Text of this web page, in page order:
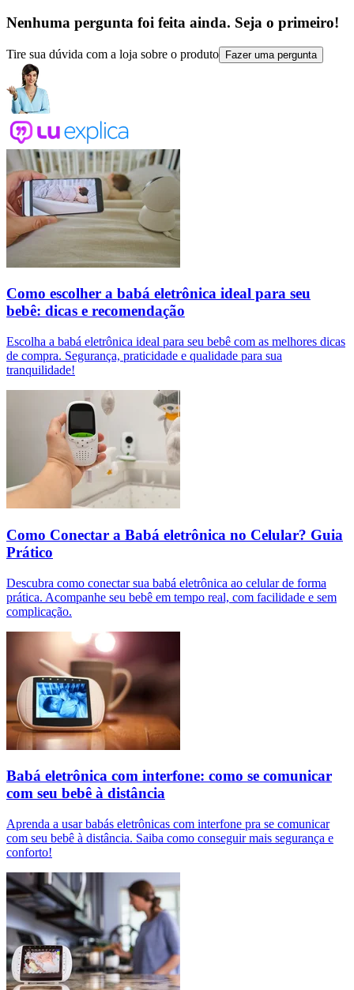
Nenhuma pergunta foi feita ainda. Seja o primeiro!
Tire sua dúvida com a loja sobre o produto Fazer uma pergunta
Como escolher a babá eletrônica ideal para seu
bebê: dicas e recomendação
Escolha a babá eletrônica ideal para seu bebê com as melhores dicas
de compra. Segurança, praticidade e qualidade para sua
tranquilidade!
Como Conectar a Babá eletrônica no Celular? Guia
Prático
Descubra como conectar sua babá eletrônica ao celular de forma
prática. Acompanhe seu bebê em tempo real, com facilidade e sem
complicação.
Babá eletrônica com interfone: como se comunicar
com seu bebê à distância
Aprenda a usar babás eletrônicas com interfone pra se comunicar
com seu bebê à distância. Saiba como conseguir mais segurança e
conforto!